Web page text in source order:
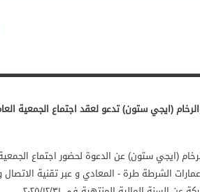
(ايجي ستون) تدعو لعقد اجتماع الجمعية
الشرطة طرة - المعادي و عبر تقنية